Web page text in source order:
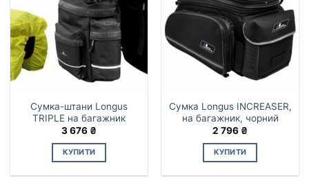
Сумка-штани Longus
TRIPLE на багажник
3 676 ₴
КУПИТИ
Сумка Longus INCREASER,
на багажник, чорний
2 796 ₴
КУПИТИ